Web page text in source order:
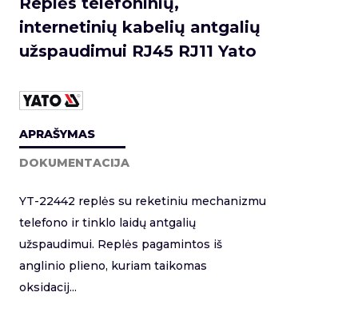
internetinių kabelių antgalių
užspaudimui RJ45 RJ11 Yato
APRAŠYMAS
DOKUMENTACIJA
YT-22442 replės su reketiniu mechanizmu
telefono ir tinklo laidų antgalių
užspaudimui. Replės pagamintos iš
anglinio plieno, kuriam taikomas
oksidacij...